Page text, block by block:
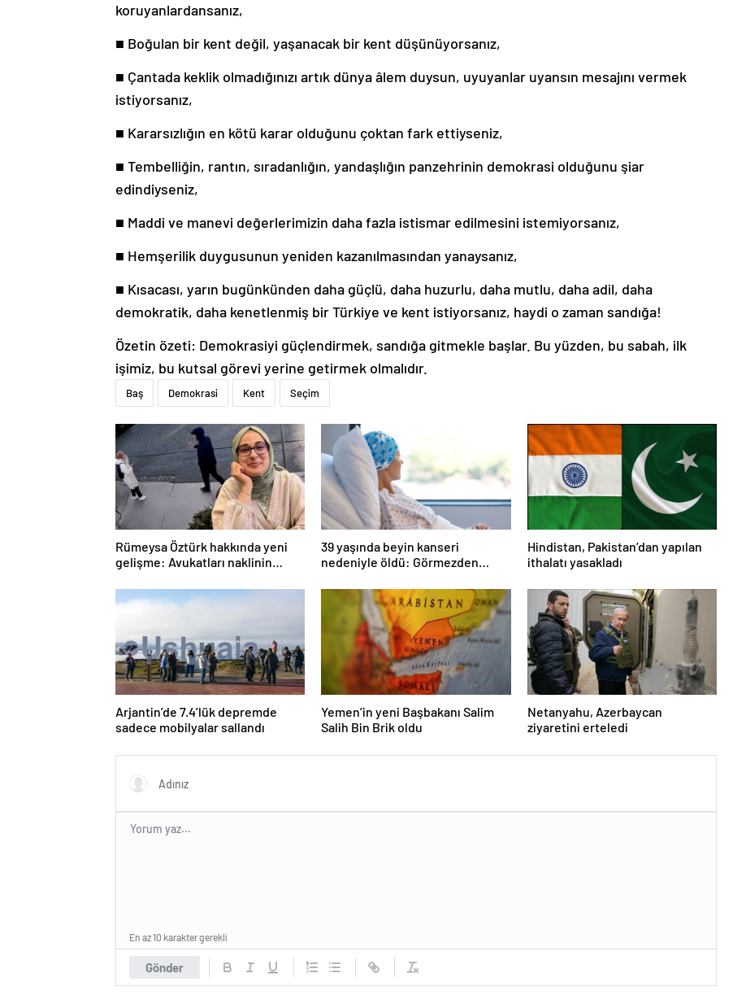
koruyanlardansanız,
■ Boğulan bir kent değil, yaşanacak bir kent düşünüyorsanız,
■ Çantada keklik olmadığınızı artık dünya âlem duysun, uyuyanlar uyansın mesajını vermek
istiyorsanız,
■ Kararsızlığın en kötü karar olduğunu çoktan fark ettiyseniz,
■ Tembelliğin, rantın, sıradanlığın, yandaşlığın panzehrinin demokrasi olduğunu şiar
edindiyseniz,
■ Maddi ve manevi değerlerimizin daha fazla istismar edilmesini istemiyorsanız,
■ Hemşerilik duygusunun yeniden kazanılmasından yanaysanız,
■ Kısacası, yarın bugünkünden daha güçlü, daha huzurlu, daha mutlu, daha adil, daha
demokratik, daha kenetlenmiş bir Türkiye ve kent istiyorsanız, haydi o zaman sandığa!
Özetin özeti: Demokrasiyi güçlendirmek, sandığa gitmekle başlar. Bu yüzden, bu sabah, ilk
işimiz, bu kutsal görevi yerine getirmek olmalıdır.
Baş Demokrasi Kent Seçim
Rümeysa Öztürk hakkında yeni
gelişme: Avukatları naklinin
39 yaşında beyin kanseri
nedeniyle öldü: Görmezden
Hindistan, Pakistan’dan yapılan
ithalatı yasakladı
Arjantin’de 7.4’lük depremde
sadece mobilyalar sallandı
Yemen’in yeni Başbakanı Salim
Salih Bin Brik oldu
Netanyahu, Azerbaycan
ziyaretini erteledi
Gönder
En az 10 karakter gerekli